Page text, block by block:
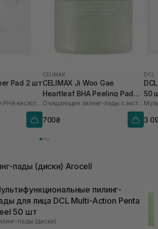
Pad 2 шт
Пилинг-диск с BHA и PHA кислотами
CELIMAX
CELIMAX Ji Woo Gae
Heartleaf BHA Peeling Pad
60 шт
Очищающие пилинг-пэды с экстрактом хауттюйнии и BHA кислотами
700₴
DCL
50
3
пады (диски) Arocell
пилинг-
для лица DCL Multi-Action Penta
50 шт
пады (диски)